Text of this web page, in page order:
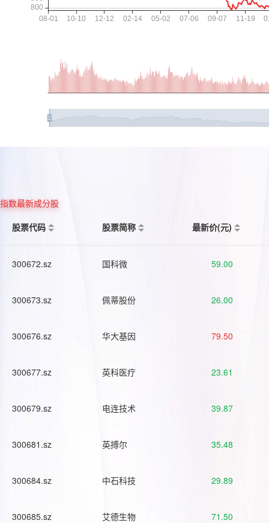
指数最新成分股
股票代码
股票简称 最新价(元)
300672.sz 国科微 59.00
300673.sz 佩蒂股份 26.00
300676.sz 华大基因 79.50
300677.sz 英科医疗 23.61
300679.sz 电连技术 39.87
300681.sz 英搏尔 35.48
300684.sz 中石科技 29.89
300685.sz 艾德生物 71.50